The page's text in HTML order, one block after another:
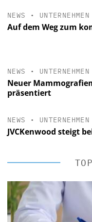
NEWS • UNTERNEHMEN
Auf dem Weg zum
NEWS • UNTERNEHMEN
Neuer
präsentiert
NEWS • UNTERNEHMEN
JVCKenwood steigt